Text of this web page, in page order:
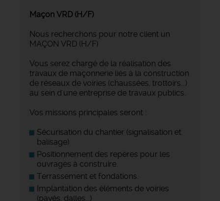
Maçon VRD (H/F)
Nous recherchons pour notre client un
MAÇON VRD (H/F)
Vous serez chargé de la réalisation des
travaux de maçonnerie liés à la construction
de réseaux de voiries (chaussées, trottoirs...)
au sein d'une entreprise de travaux publics.
Vos missions principales seront :
Sécurisation du chantier (signalisation et
balisage)
Positionnement des repères pour les
ouvrages à construire.
Terrassement et fondations.
Implantation des éléments de voiries
(pavés, dalles...)